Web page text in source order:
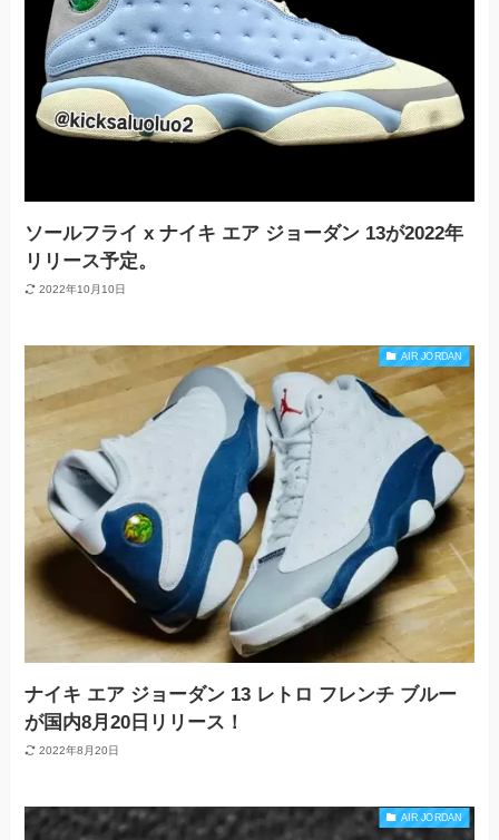
ソールフライ x ナイキ エア ジョーダン 13が2022年
リリース予定。
2022年10月10日
AIR JORDAN
ナイキ エア ジョーダン 13 レトロ フレンチ ブルー
が国内8月20日リリース！
2022年8月20日
AIR JORDAN